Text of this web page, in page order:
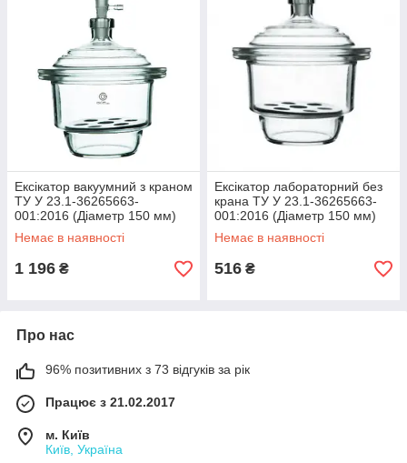
Ексікатор вакуумний з краном
ТУ У 23.1-36265663-
001:2016 (Діаметр 150 мм)
Немає в наявності
1 196 ₴
Ексікатор лабораторний без
крана ТУ У 23.1-36265663-
001:2016 (Діаметр 150 мм)
Немає в наявності
516 ₴
Про нас
96% позитивних з 73 відгуків за рік
Працює з 21.02.2017
м. Київ
Київ, Україна